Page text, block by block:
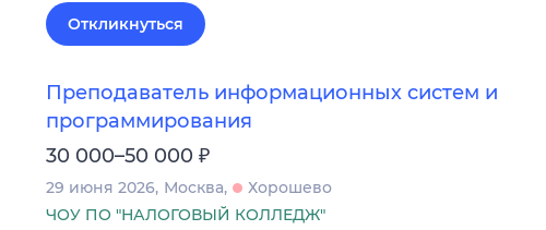
Откликнуться
Преподаватель информационных систем и
программирования
30 000–50 000 ₽
29 июня 2026 Москва
Хорошево
ЧОУ ПО "НАЛОГОВЫЙ КОЛЛЕДЖ"